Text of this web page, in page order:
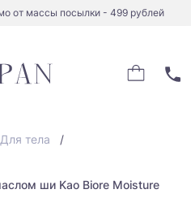
от массы посылки - 499 рублей
Для тела
ши Kao Biore Moisture